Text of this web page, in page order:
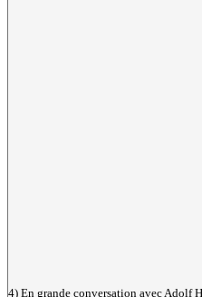
4) En grande conversation avec Adolf